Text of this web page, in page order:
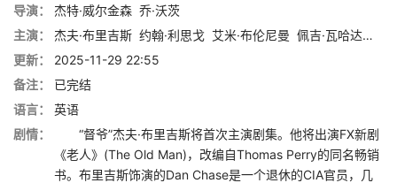
导演： 杰特·威尔金森 乔·沃茨
主演：
杰夫·布里吉斯 约翰·利思戈 艾米·布伦尼曼 佩吉·瓦哈达特
更新：
2025-11-29 22:55
备注：
已完结
语言：
英语
剧情：
“督爷”杰夫·布里吉斯将首次主演剧集。他将出演FX新剧
《老人》(The Old Man)，改编自Thomas Perry的同名畅销
书。布里吉斯饰演的Dan Chase是一个退休的CIA官员，几